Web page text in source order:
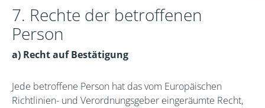
7. Rechte der betroffenen
Person
a) Recht auf Bestätigung
Jede betroffene Person hat das vom Europäischen
Richtlinien- und Verordnungsgeber eingeräumte Recht,